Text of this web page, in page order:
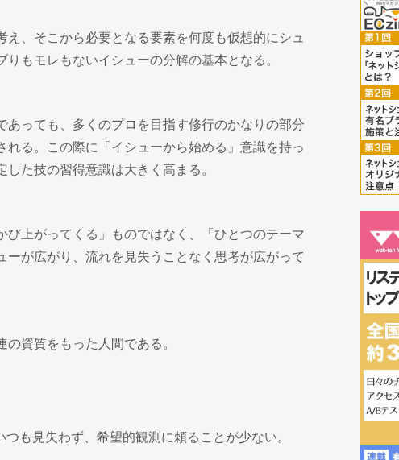
え、そこから必要となる要素を何度も仮想的にシュ
りもモレもないイシューの分解の基本となる。
あっても、多くのプロを目指す修行のかなりの部分
れる。この際に「イシューから始める」意識を持っ
た技の習得意識は大きく高まる。
び上がってくる」ものではなく、「ひとつのテーマ
ーが広がり、流れを見失うことなく思考が広がって
資質をもった人間である。
も見失わず、希望的観測に頼ることが少ない。